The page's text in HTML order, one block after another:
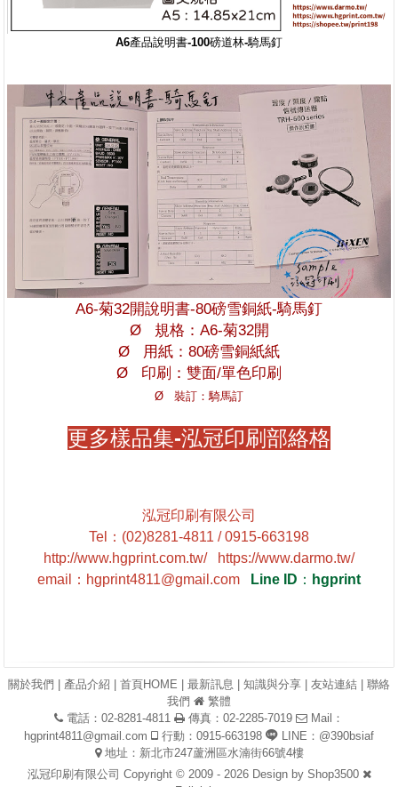
A6產品說明書-100磅道林-騎馬釘
A6-菊32開說明書-80磅雪銅紙-騎馬釘
Ø 規格：A6-菊32開
Ø 用紙：80磅雪銅紙紙
Ø 印刷：雙面/單色印刷
Ø 裝訂：騎馬訂
更多樣品集-泓冠印刷部絡格
泓冠印刷有限公司
Tel
： (02)8281-4811 / 0915-663198
http://www.hgprint.com.tw/
https://www.darmo.tw/
email
： hgprint4811@gmail.com Line ID ： hgprint
關於我們 產品介紹 首頁HOME 最新訊息 知識與分享 友站連結
聯絡
我們
繁體
電話：02-8281-4811
傳真：02-2285-7019
Mail：
hgprint4811@gmail.com
行動：0915-663198
LINE：@390bsiaf
地址：新北市247蘆洲區水湳街66號4樓
泓冠印刷有限公司 Copyright © 2009 - 2026 Design by Shop3500